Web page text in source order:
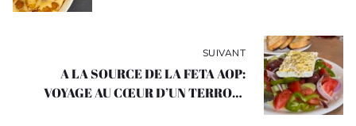
SUIVANT
A LA SOURCE DE LA FETA AOP:
VOYAGE AU CŒUR D’UN TERROIR